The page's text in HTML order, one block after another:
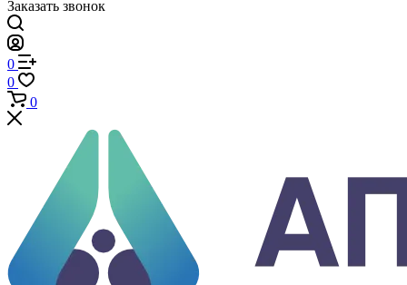
+7 (812) 640-40-13
По всем вопросам
8 800 777 20 78
Отдел неразрушающего контроля
+7 965 786 38 77
Отдел контрольно измерительных приборов
Заказать звонок
0
0